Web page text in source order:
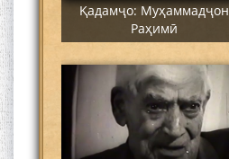
Қадамҷо: Муҳаммадҷон
Раҳимӣ